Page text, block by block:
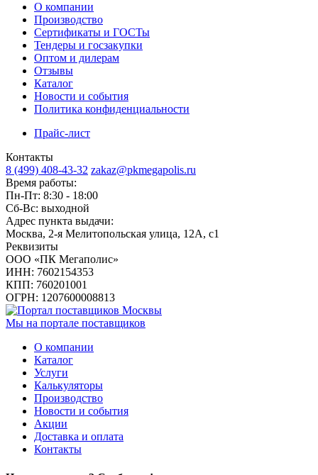
О компании
Производство
Сертификаты и ГОСТы
Тендеры и госзакупки
Оптом и дилерам
Отзывы
Каталог
Новости и события
Политика конфиденциальности
Прайс-лист
Контакты
8 (499) 408-43-32 zakaz@pkmegapolis.ru
Время работы:
Пн-Пт: 8:30 - 18:00
Сб-Вс: выходной
Адрес пункта выдачи:
Москва, 2-я Мелитопольская улица, 12А, с1
Реквизиты
ООО «ПК Мегаполис»
ИНН: 7602154353
КПП: 760201001
ОГРН: 1207600008813
Мы на портале поставщиков
О компании
Каталог
Услуги
Калькуляторы
Производство
Новости и события
Акции
Доставка и оплата
Контакты